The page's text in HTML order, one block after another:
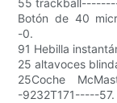
55
Botón de 40
-0.
91 Hebilla
25 altavoces
25Coche
-9232T171-----57.